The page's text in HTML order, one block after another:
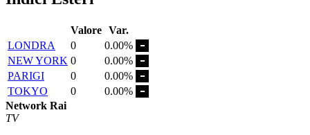
Valore Var.
LONDRA
0
0.00%
NEW YORK 0
0.00%
PARIGI
0
0.00%
TOKYO
0
0.00%
Network Rai
TV